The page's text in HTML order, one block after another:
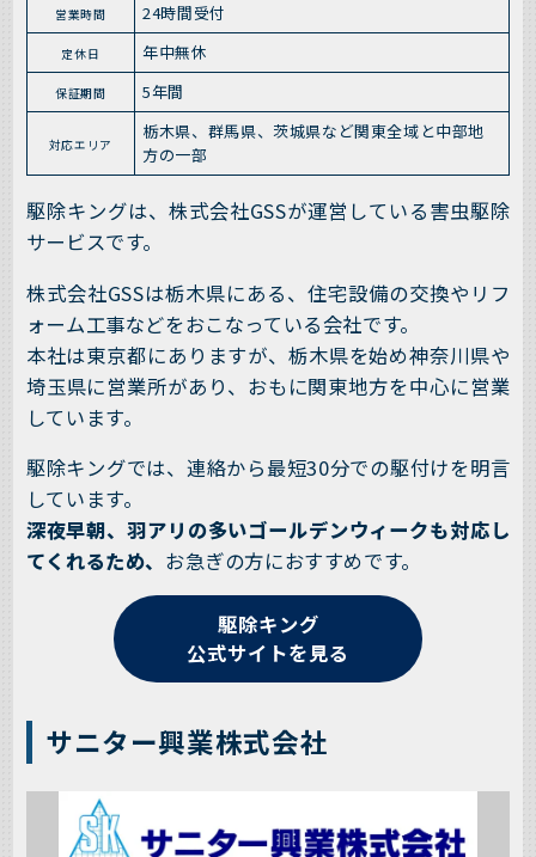
営業時間 24時間受付
定休日 年中無休
保証期間 5年間
対応エリア
栃木県、群馬県、茨城県など関東全域と中部地
方の一部
駆除キングは、株式会社GSSが運営している害虫駆除
サービスです。
株式会社GSSは栃木県にある、住宅設備の交換やリフ
ォーム工事などをおこなっている会社です。
本社は東京都にありますが、栃木県を始め神奈川県や
埼玉県に営業所があり、おもに関東地方を中心に営業
しています。
駆除キングでは、連絡から最短30分での駆付けを明言
しています。
深夜早朝、羽アリの多いゴールデンウィークも対応し
てくれるため、 お急ぎの方におすすめです。
駆除キング
公式サイトを見る
サニター興業株式会社